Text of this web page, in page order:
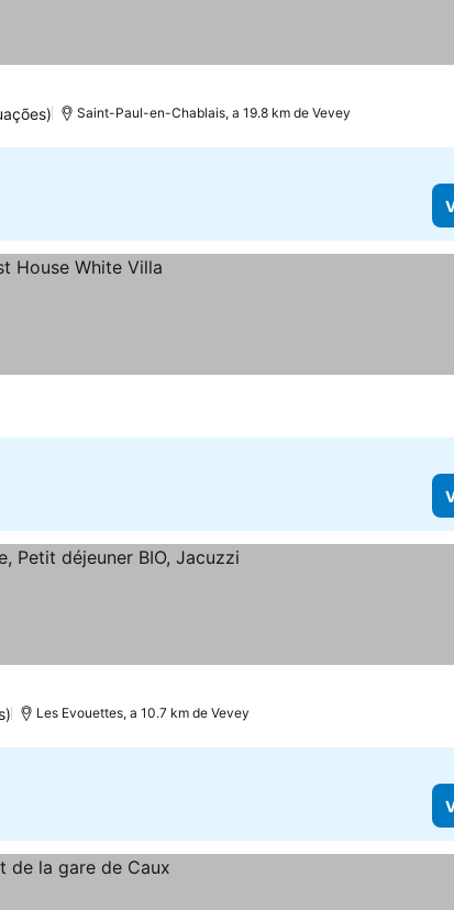
Saint-Paul-en-Chablais, a 19.8 km de Vevey
Les Evouettes, a 10.7 km de Vevey